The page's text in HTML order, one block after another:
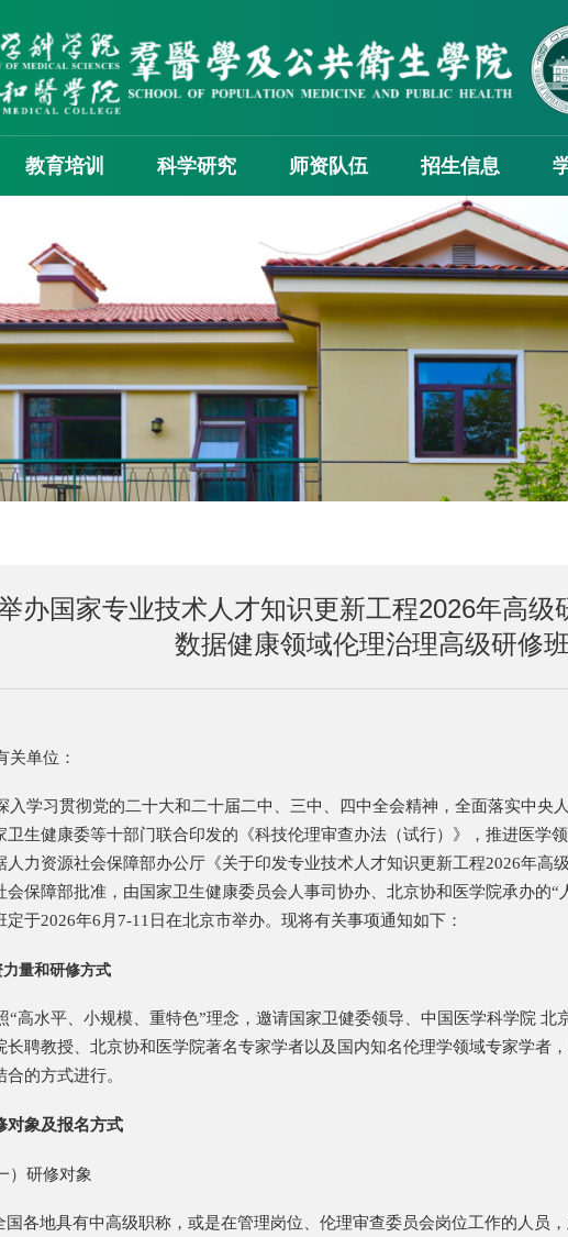
教育培训 科学研究 师资队伍 招生信息
办国家专业技术人才知识更新工程2026年高
数据健康领域伦理治理高级研修
关单位：
入学习贯彻党的二十大和二十届二中、三中、四中全会精神，全面落实中央
卫生健康委等十部门联合印发的《科技伦理审查办法（试行）》，推进医学
人力资源社会保障部办公厅《关于印发专业技术人才知识更新工程2026年高
会保障部批准，由国家卫生健康委员会人事司协办、北京协和医学院承办的
定于2026年6月7-11日在北京市举办。现将有关事项通知如下：
量和研修方式
“高水平、小规模、重特色”理念，邀请国家卫健委领导、中国医学科学院
长聘教授、北京协和医学院著名专家学者以及国内知名伦理学领域专家学者
合的方式进行。
对象及报名方式
）研修对象
国各地具有中高级职称，或是在管理岗位、伦理审查委员会岗位工作的人员